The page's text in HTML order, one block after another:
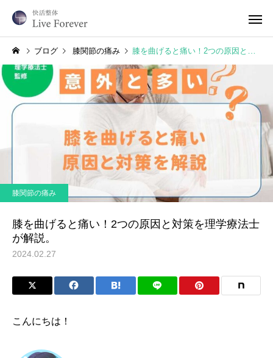
ブログ 膝関節の痛み 膝を曲げると痛い！2つの原因と対策を理学療法士が解説。
膝関節の痛み
膝を曲げると痛い！2つの原因と対策を理学療法士
が解説。
2024.02.27
こんにちは！